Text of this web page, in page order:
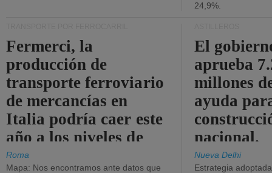
24,9%.
Fermerci, la
producción de
transporte ferroviario
de mercancías en
Italia podría caer este
año a los niveles de
2015.
Roma
Mapa: Nos encontramos ante datos que
El
aprueba
millones
ayuda
nacional.
Nueva Delhi
Estrategia